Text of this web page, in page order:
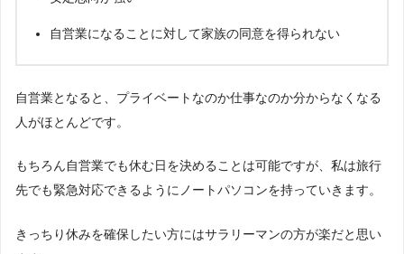
自営業になることに対して家族の同意を得られない
自営業となると、プライベートなのか仕事なのか分からなくなる
人がほとんどです。
もちろん自営業でも休む日を決めることは可能ですが、私は旅行
先でも緊急対応できるようにノートパソコンを持っていきます。
きっちり休みを確保したい方にはサラリーマンの方が楽だと思い